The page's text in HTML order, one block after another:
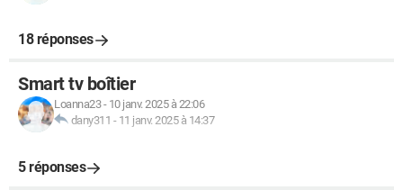
18 réponses
Smart tv boîtier
Loanna23- 10 janv. 2025 à 22:06
dany311 - 11 janv. 2025 à 14:37
5 réponses